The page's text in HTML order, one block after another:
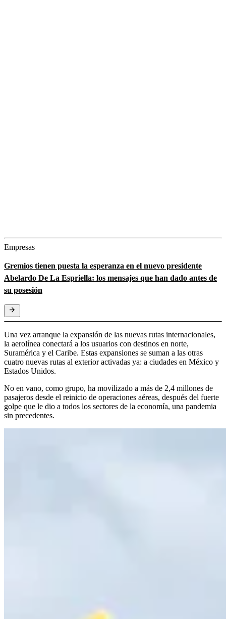
Empresas
Gremios tienen puesta la esperanza en el nuevo presidente
Abelardo De La Espriella: los mensajes que han dado antes de
su posesión
Una vez arranque la expansión de las nuevas rutas internacionales,
la aerolínea conectará a los usuarios con destinos en norte,
Suramérica y el Caribe. Estas expansiones se suman a las otras
cuatro nuevas rutas al exterior activadas ya: a ciudades en México y
Estados Unidos.
No en vano, como grupo, ha movilizado a más de 2,4 millones de
pasajeros desde el reinicio de operaciones aéreas, después del fuerte
golpe que le dio a todos los sectores de la economía, una pandemia
sin precedentes.